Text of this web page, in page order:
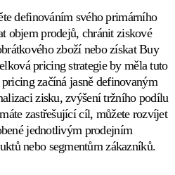
definováním svého primárního
objem prodejů, chránit ziskové
zboží nebo získat Buy
pricing strategie by měla tuto
začíná jasně definovaným
zisku, zvýšení tržního podílu
zastřešující cíl, můžete rozvíjet
jednotlivým prodejním
nebo segmentům zákazníků.